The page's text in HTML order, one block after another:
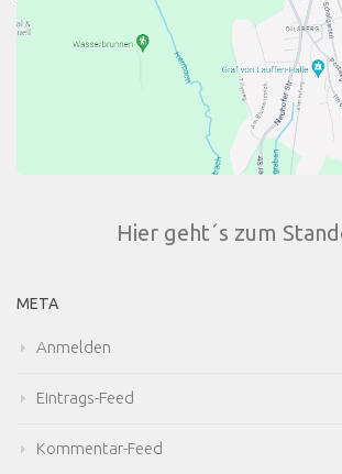
Hier geht´s zum
META
Anmelden
Eintrags-Feed
Kommentar-Feed